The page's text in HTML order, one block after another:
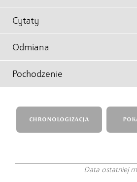
Cytaty
Odmiana
Pochodzenie
CHRONOLOGIZACJA
Data ostatniej